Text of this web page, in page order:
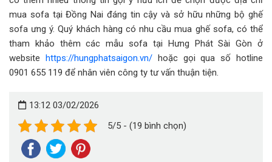
mua sofa tại Đồng Nai đáng tin cậy và sở hữu những bộ ghế
sofa ưng ý. Quý khách hàng có nhu cầu mua ghế sofa, có thể
tham khảo thêm các mẫu sofa tại Hưng Phát Sài Gòn ở
website
https://hungphatsaigon.vn/hoặc gọi qua số hotline
0901 655 119 để nhân viên công ty tư vấn thuận tiện.
13:12 03/02/2026
5/5 - (19 bình chọn)